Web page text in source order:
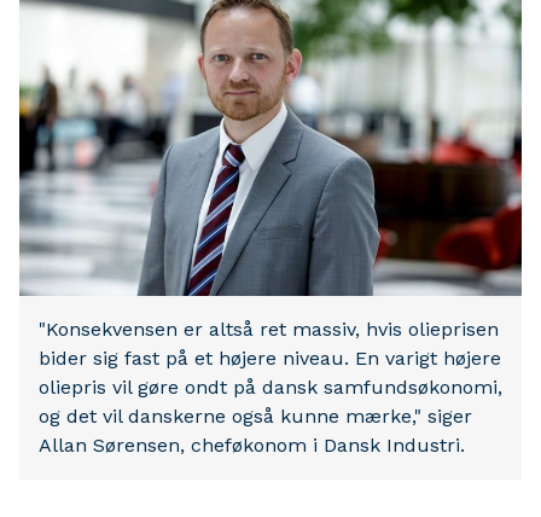
"Konsekvensen er altså ret massiv, hvis olieprisen
bider sig fast på et højere niveau. En varigt højere
oliepris vil gøre ondt på dansk samfundsøkonomi,
og det vil danskerne også kunne mærke," siger
Allan Sørensen, cheføkonom i Dansk Industri.